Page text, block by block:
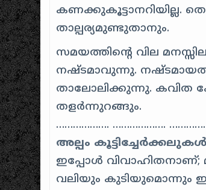
കണക്കുകൂട്ടാനറിയില്ല.
താല്പര്യമുണ്ടുതാനും.
സമയത്തിന്റെ വില
നഷ്‌ടമാവുന്നു.
താലോലിക്കുന്നു. കവിത
തളര്‍ന്നുറങ്ങും.
………………. ………………. ………….
അല്പം
ഇപ്പോൾ
വലിയും കുടിയുമൊന്നും